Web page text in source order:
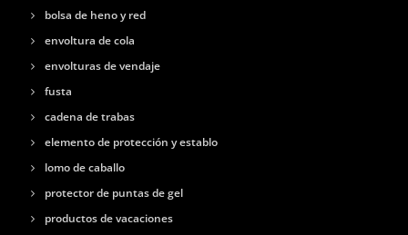
bolsa de heno y red
envoltura de cola
envolturas de vendaje
fusta
cadena de trabas
elemento de protección y establo
lomo de caballo
protector de puntas de gel
productos de vacaciones